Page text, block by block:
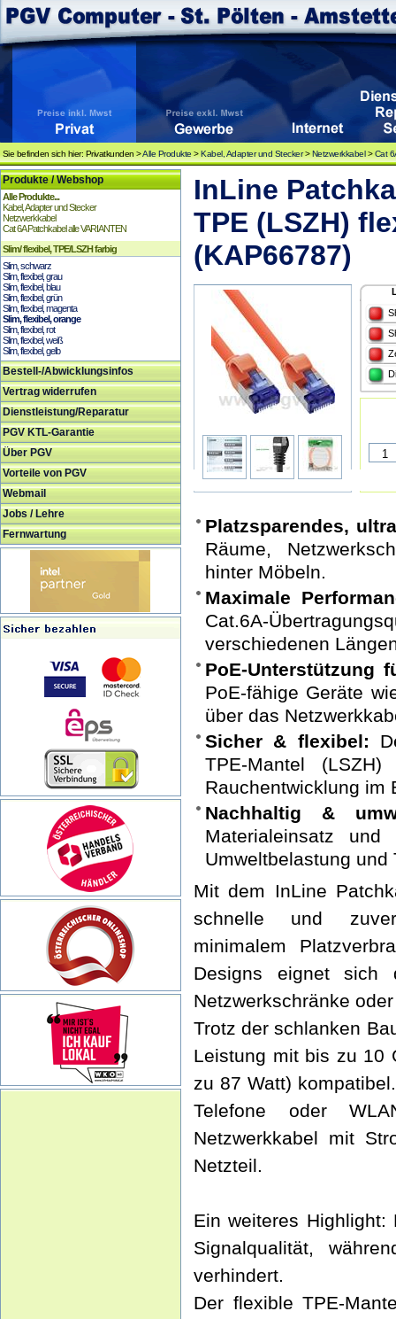
Sie befinden sich hier: Privatkunden >Alle Produkte >Kabel, Adapter und Stecker>Netzwerkkabel>Cat
Produkte / Webshop
Alle Produkte...
Kabel, Adapter und Stecker
Netzwerkkabel
Cat 6A Patchkabel alle VARIANTEN
Slim/ flexibel, TPE/LSZH farbig
Slim, schwarz
Slim, flexibel, grau
Slim, flexibel, blau
Slim, flexibel, grün
Slim, flexibel, magenta
Slim, flexibel, orange
Slim, flexibel, rot
Slim, flexibel, weiß
Slim, flexibel, gelb
Bestell-/Abwicklungsinfos
Vertrag widerrufen
Dienstleistung/Reparatur
PGV KTL-Garantie
Über PGV
Vorteile von PGV
Webmail
Jobs / Lehre
Fernwartung
InLine
TPE (LSZH)
(KAP66787)
Platzsparendes,
Räume,
hinter Möbeln.
Maximale
Cat.6A-
verschiedenen
PoE-Unterstützung
PoE-fähige Geräte
über das
Sicher & flexibel:
TPE-Mantel
Rauchentwicklung im
Nachhaltig &
Materialeinsatz und
Umweltbelastung und
Mit dem InLine
schnelle und
minimalem
Designs eignet sich
Netzwerkschränke
Trotz der schlanken
Leistung mit bis zu 10
zu 87 Watt)
Telefone oder
Netzwerkkabel mit
Netzteil.
Ein weiteres Highlight:
Signalqualität,
verhindert.
Der flexible TPE-